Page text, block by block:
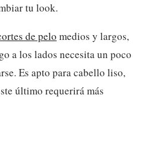
tu look.
de pelo medios y largos,
a los lados necesita un poco
Es apto para cabello liso,
último requerirá más